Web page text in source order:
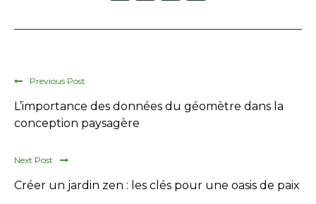
Previous Post
L’importance des données du géomètre dans la
conception paysagère
Next Post
Créer un jardin zen : les clés pour une oasis de paix